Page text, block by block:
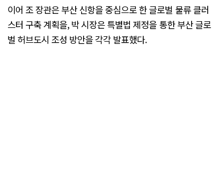
이어 조 장관은 부산 신항을 중심으로 한 글로벌 물류 클러
스터 구축 계획을, 박 시장은 특별법 제정을 통한 부산 글로
벌 허브도시 조성 방안을 각각 발표했다.